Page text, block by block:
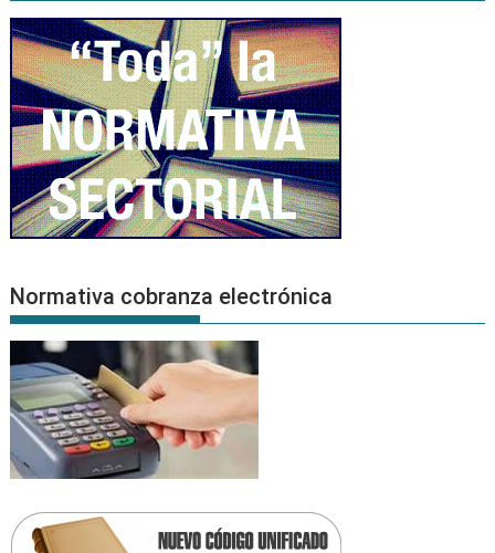
Normativa cobranza electrónica